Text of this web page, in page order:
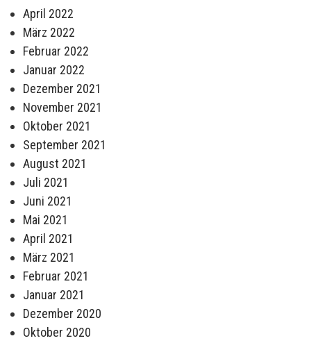
April 2022
März 2022
Februar 2022
Januar 2022
Dezember 2021
November 2021
Oktober 2021
September 2021
August 2021
Juli 2021
Juni 2021
Mai 2021
April 2021
März 2021
Februar 2021
Januar 2021
Dezember 2020
Oktober 2020